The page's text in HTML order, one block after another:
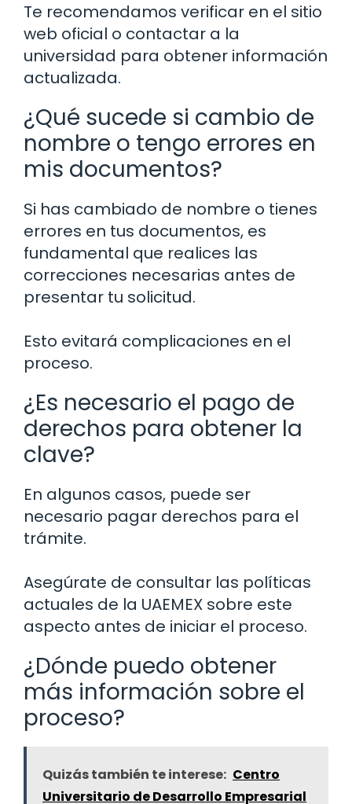
Te recomendamos verificar en el sitio
web oficial o contactar a la
universidad para obtener información
actualizada.
¿Qué sucede si cambio de
nombre o tengo errores en
mis documentos?
Si has cambiado de nombre o tienes
errores en tus documentos, es
fundamental que realices las
correcciones necesarias antes de
presentar tu solicitud.
Esto evitará complicaciones en el
proceso.
¿Es necesario el pago de
derechos para obtener la
clave?
En algunos casos, puede ser
necesario pagar derechos para el
trámite.
Asegúrate de consultar las políticas
actuales de la UAEMEX sobre este
aspecto antes de iniciar el proceso.
¿Dónde puedo obtener
más información sobre el
proceso?
Quizás también te interese: Centro
Universitario de Desarrollo Empresarial